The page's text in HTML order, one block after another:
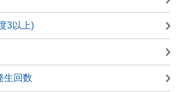
3以上)
生回数